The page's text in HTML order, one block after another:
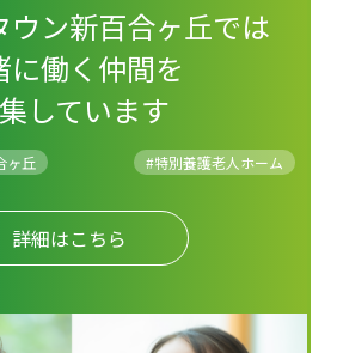
ウン新百合ヶ丘では
に働く仲間を
しています
ヶ丘 #特別養護老人ホーム
詳細はこちら